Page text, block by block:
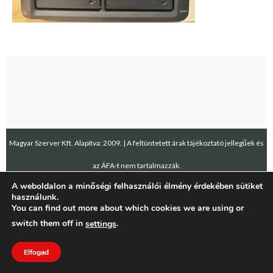
Magyar Szerver Kft. Alapítva: 2009. | A feltüntetett árak tájékoztató jellegűek és
az ÁFA-t nem tartalmazzák.
A weboldalon a minőségi felhasználói élmény érdekében sütiket
használunk.
You can find out more about which cookies we are using or
switch them off in settings.
Elfogad